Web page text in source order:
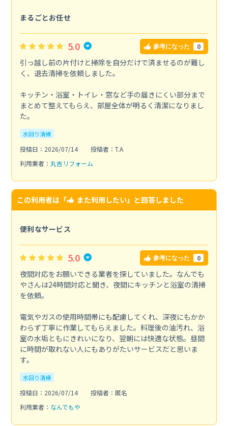
まるごとお任せ
5.0 参考になった 0
引っ越し前の片付けと掃除を自分だけで済ませるのが難し
く、退去清掃を依頼しました。
キッチン・浴室・トイレ・窓など手の届きにくい部分まで
まとめて整えてもらえ、部屋全体が明るく清潔になりまし
た。
水回り清掃
投稿日：2026/07/14
投稿者：T.A
利用業者： 丸吉リフォーム
この利用者は「 また利用したい」と回答しました
便利なサービス
5.0 参考になった 0
夜間対応をお願いできる業者を探していました。なんでも
やさんは24時間対応と聞き、夜間にキッチンと浴室の清掃
を依頼。
電気やガスの使用時間帯にも配慮してくれ、深夜にもかか
わらず丁寧に作業してもらえました。料理後の油汚れ、浴
室の水垢ともにきれいになり、翌朝には快適な状態。昼間
に時間が取れない人にもありがたいサービスだと思いま
す。
水回り清掃
投稿日：2026/07/14
投稿者：匿名
利用業者： なんでもや